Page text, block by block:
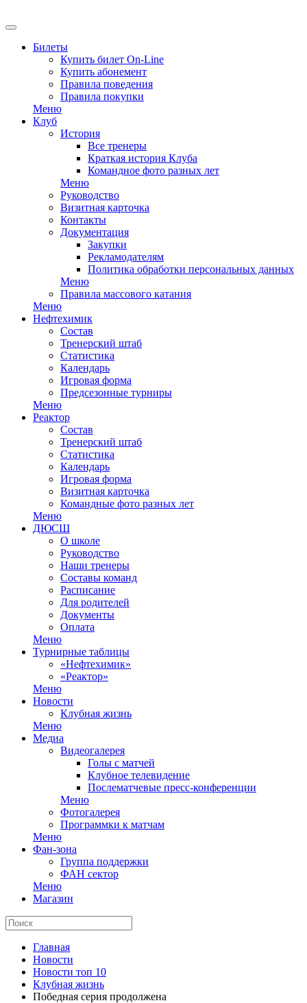
Билеты
Купить билет On-Line
Купить абонемент
Правила поведения
Правила покупки
Меню
Клуб
История
Все тренеры
Краткая история Клуба
Командное фото разных лет
Меню
Руководство
Визитная карточка
Контакты
Документация
Закупки
Рекламодателям
Политика обработки персональных данных
Меню
Правила массового катания
Меню
Нефтехимик
Состав
Тренерский штаб
Статистика
Календарь
Игровая форма
Предсезонные турниры
Меню
Реактор
Состав
Тренерский штаб
Статистика
Календарь
Игровая форма
Визитная карточка
Командные фото разных лет
Меню
ДЮСШ
О школе
Руководство
Наши тренеры
Составы команд
Расписание
Для родителей
Документы
Оплата
Меню
Турнирные таблицы
«Нефтехимик»
«Реактор»
Меню
Новости
Клубная жизнь
Меню
Медиа
Видеогалерея
Голы с матчей
Клубное телевидение
Послематчевые пресс-конференции
Меню
Фотогалерея
Программки к матчам
Меню
Фан-зона
Группа поддержки
ФАН сектор
Меню
Магазин
Главная
Новости
Новости топ 10
Клубная жизнь
Победная серия продолжена